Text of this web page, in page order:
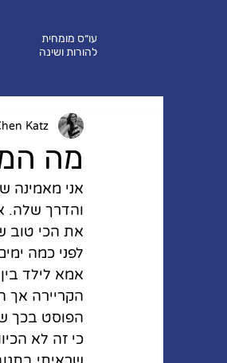
עו״ס מומחית
להורות ושינה
מה
Katz
אני מאמינה
והדרך שלה.
את הכי טוב
לפני כמה
הקריירה אך
הפוסט בכך
כי זה לא